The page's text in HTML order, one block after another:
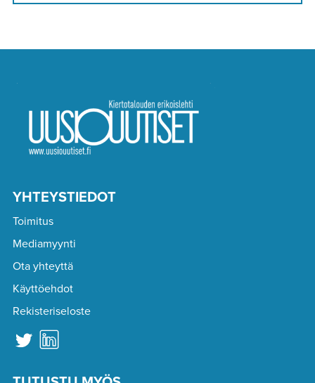
YHTEYSTIEDOT
Toimitus
Mediamyynti
Ota yhteyttä
Käyttöehdot
Rekisteriseloste